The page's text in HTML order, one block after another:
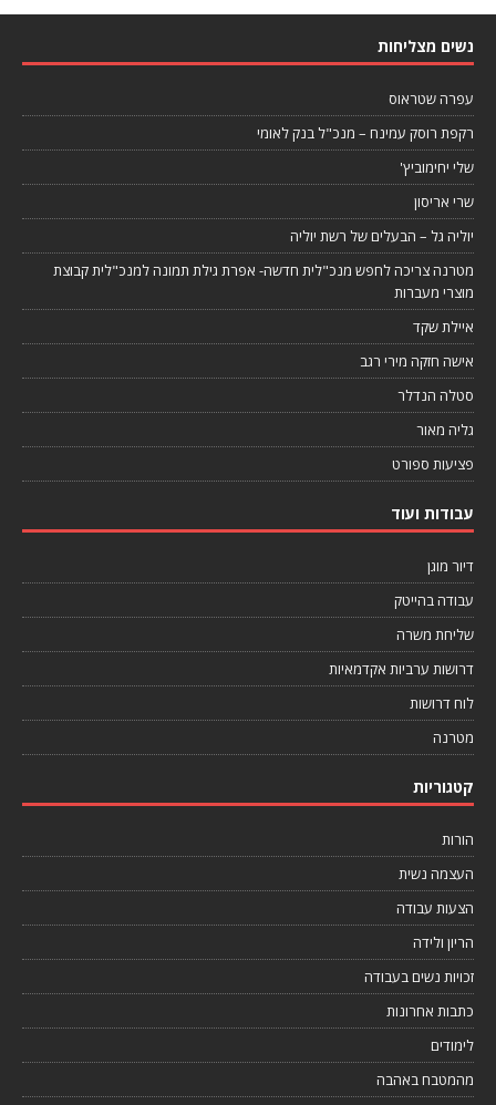
נשים מצליחות
עפרה שטראוס
רקפת רוסק עמינח – מנכ"ל בנק לאומי
שלי יחימוביץ'
שרי אריסון
יוליה גל – הבעלים של רשת יוליה
מטרנה צריכה לחפש מנכ"לית חדשה- אפרת גילת תמונה למנכ"לית קבוצת
מוצרי מעברות
איילת שקד
אישה חזקה מירי רגב
סטלה הנדלר
גליה מאור
פציעות ספורט
עבודות ועוד
דיור מוגן
עבודה בהייטק
שליחת משרה
דרושות ערביות אקדמאיות
לוח דרושות
מטרנה
קטגוריות
הורות
העצמה נשית
הצעות עבודה
הריון ולידה
זכויות נשים בעבודה
כתבות אחרונות
לימודים
מהמטבח באהבה